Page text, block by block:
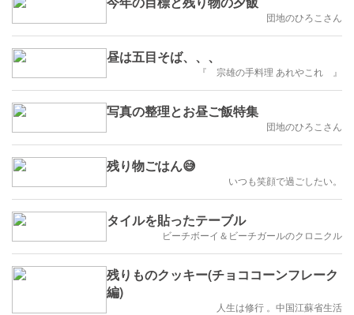
団地のひろこさん
昼は五目そば、、、
『 宗雄の手料理 あれやこれ 』
写真の整理とお昼ご飯特集
団地のひろこさん
残り物ごはん😅
いつも笑顔で過ごしたい。
タイルを貼ったテーブル
ビーチボーイ＆ビーチガールのクロニクル
残りものクッキー(チョココーンフレーク
編)
人生は修行 。中国江蘇省生活